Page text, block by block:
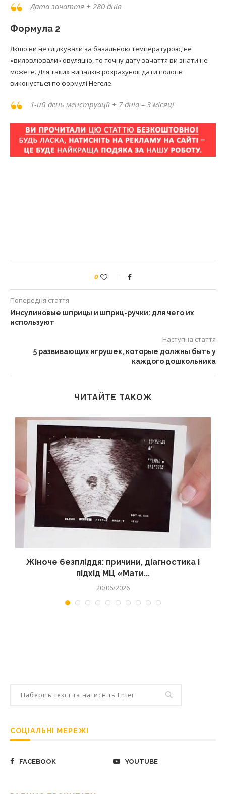
Дата зачаття + 280 днів
Формула 2
Якщо ви не слідкували за базальною температурою, не
«виловлювали» овуляцію, то точну дату зачаття ви знати не
можете. Для таких випадків розрахунок дати пологів
виконується по формулі Негеле.
1-ий день менструації + 7 днів – 3 місяці
0
Попередня стаття
Инсулиновые шприцы и шприц-ручки: для чего их
используют
Наступна стаття
5 развивающих игрушек, которые должны быть у
каждого дошкольника
ЧИТАЙТЕ ТАКОЖ
Жіноче безпліддя: причини, діагностика і
підхід МЦ «Мати...
20/06/2026
СОЦІАЛЬНІ МЕРЕЖІ
FACEBOOK YOUTUBE